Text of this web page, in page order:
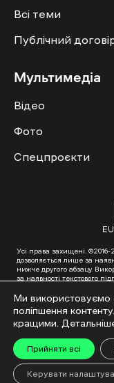
Всі теми
Публічний
Мультимедіа
Відео
Фото
Спецпроєкти
Усі права захищені. ©2016-
дозволяється лише за
нижче другого абзацу.
за наявності текстового
схвалення від редакції.
Суб’єкт у сфері онлайн-
адреса: ГО «Ґвара Медіа»,
№7400
Підкинь нам тему на
Модернізація сайту:
Ми використовуємо
поліпшення
кращими.
Прийняти всі
Керувати